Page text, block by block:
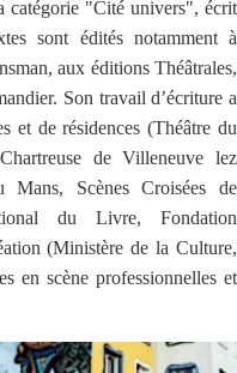
catégorie "Cité univers", écrit
sont édités notamment à
aux éditions Théâtrales,
Son travail d’écriture a
et de résidences (Théâtre du
de Villeneuve lez
Mans, Scènes Croisées de
du Livre, Fondation
(Ministère de la Culture,
en scène professionnelles et